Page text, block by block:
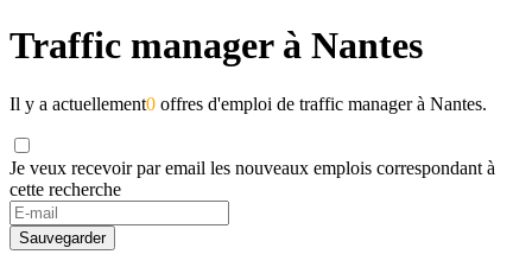
Traffic manager à Nantes
Il y a actuellement0 offres d'emploi de traffic manager à Nantes.
Je veux recevoir par email les nouveaux emplois correspondant à
cette recherche
Sauvegarder